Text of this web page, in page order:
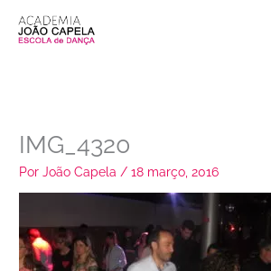
para
IMG_4320
PorJoão Capela /18 março, 2016